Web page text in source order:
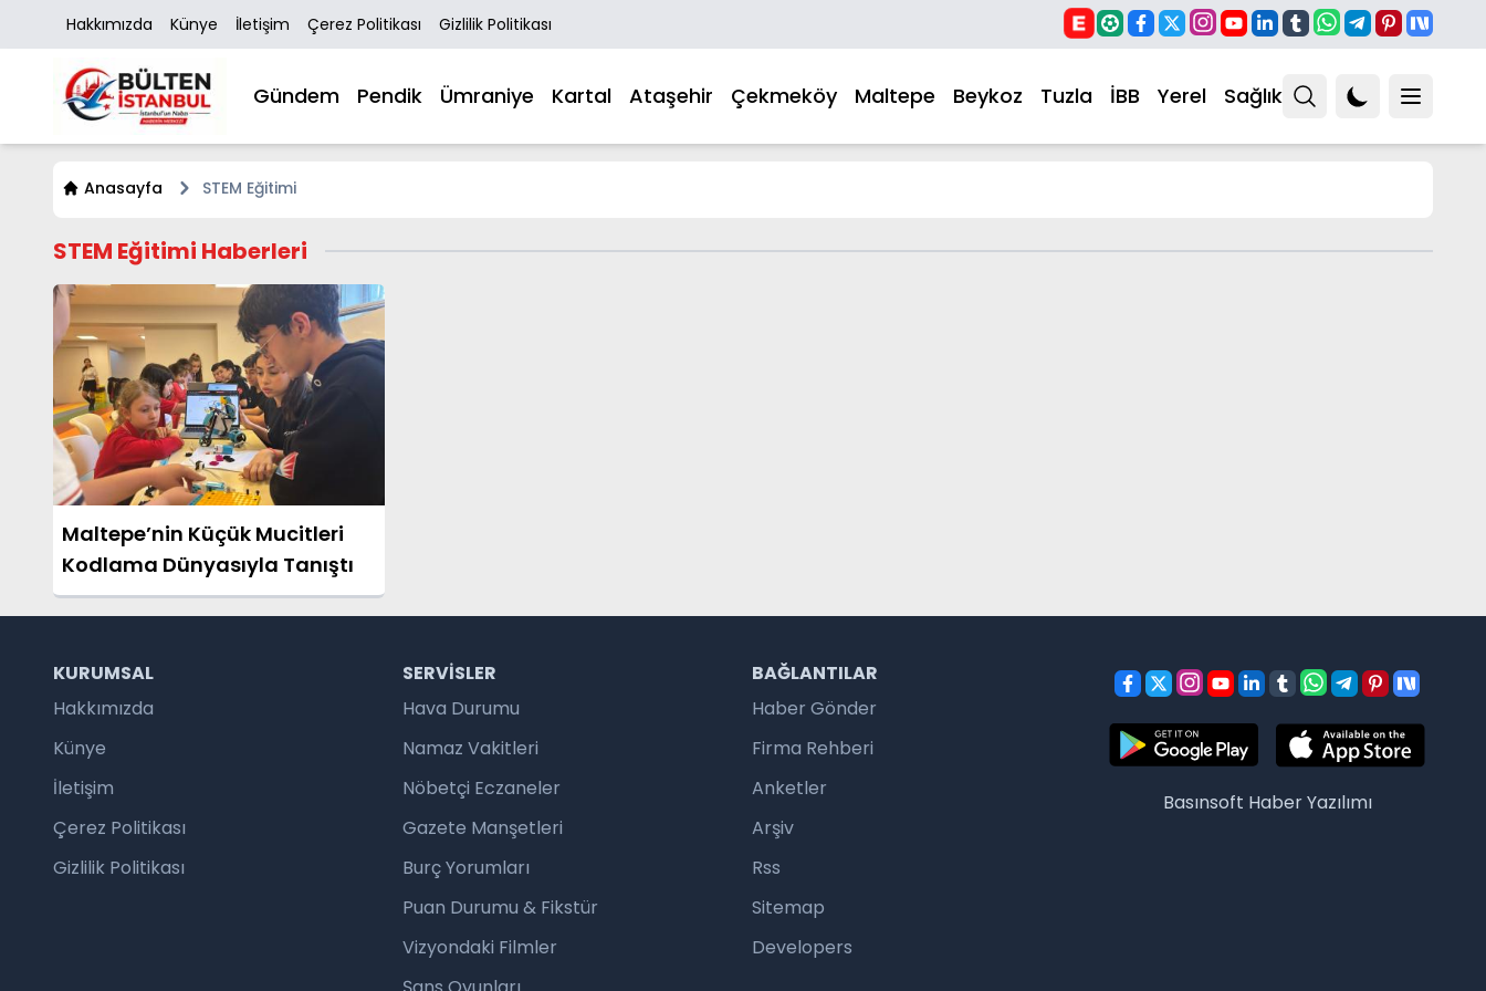
Hakkımızda Künye İletişim Çerez Politikası Gizlilik Politikası
Gündem Pendik Ümraniye Kartal Ataşehir Çekmeköy Maltepe Beykoz Tuzla İBB Yerel Sağlık
Anasayfa STEM Eğitimi
STEM Eğitimi Haberleri
Maltepe’nin Küçük Mucitleri
Kodlama Dünyasıyla Tanıştı
KURUMSAL
Hakkımızda
Künye
İletişim
Çerez Politikası
Gizlilik Politikası
SERVISLER
Hava Durumu
Namaz Vakitleri
Nöbetçi Eczaneler
Gazete Manşetleri
Burç Yorumları
Puan Durumu & Fikstür
Vizyondaki Filmler
BAĞLANTILAR
Haber Gönder
Firma Rehberi
Anketler
Arşiv
Rss
Sitemap
Developers
Basınsoft Haber Yazılımı